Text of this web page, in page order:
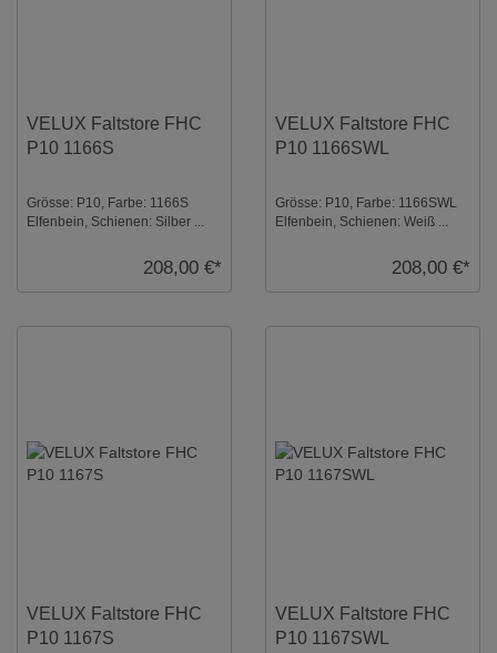
VELUX Faltstore FHC
P10 1166S
Grösse: P10, Farbe: 1166S
Elfenbein, Schienen: Silber ...
208,00 €*
VELUX Faltstore FHC
P10 1166SWL
Grösse: P10, Farbe: 1166SWL
Elfenbein, Schienen: Weiß ...
208,00 €*
VELUX Faltstore FHC
P10 1167S
VELUX Faltstore FHC
P10 1167SWL